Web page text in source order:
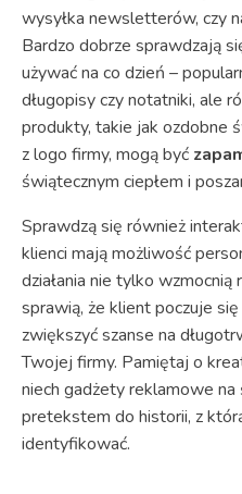
wysyłka newsletterów, czy
Bardzo dobrze sprawdzają
używać na co dzień –
długopisy czy notatniki, ale
produkty, takie jak ozdobne
z logo firmy, mogą być
świątecznym ciepłem i
Sprawdzą się również
klienci mają możliwość
działania nie tylko
sprawią, że klient poczuje
zwiększyć szanse na
Twojej firmy. Pamiętaj o
niech gadżety reklamowe
pretekstem do historii, z
identyfikować.